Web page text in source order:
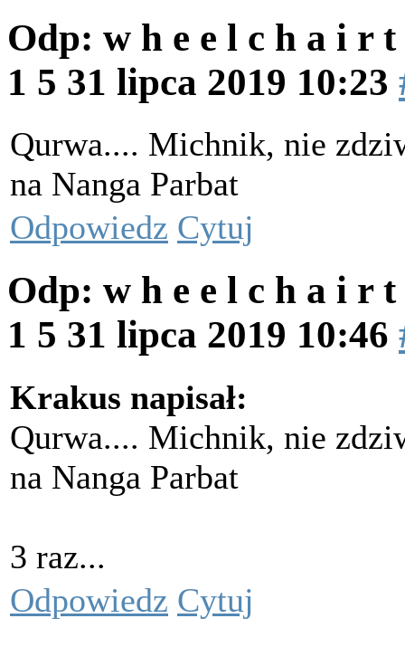
Odp: w h e e l c h a i r
1 5 31 lipca 2019 10:23
Qurwa.... Michnik, nie
na Nanga Parbat
Odpowiedz Cytuj
Odp: w h e e l c h a i r
1 5 31 lipca 2019 10:46
Krakus napisał:
Qurwa.... Michnik, nie
na Nanga Parbat
3 raz...
Odpowiedz Cytuj